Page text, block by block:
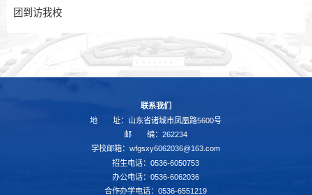
团到访我校
联系我们
地 址：山东省诸城市凤凰路5600号
邮 编：262234
学校邮箱：wfgsxy6062036@163.com
招生电话：0536-6050753
办公电话：0536-6062036
合作办学电话：0536-6551219